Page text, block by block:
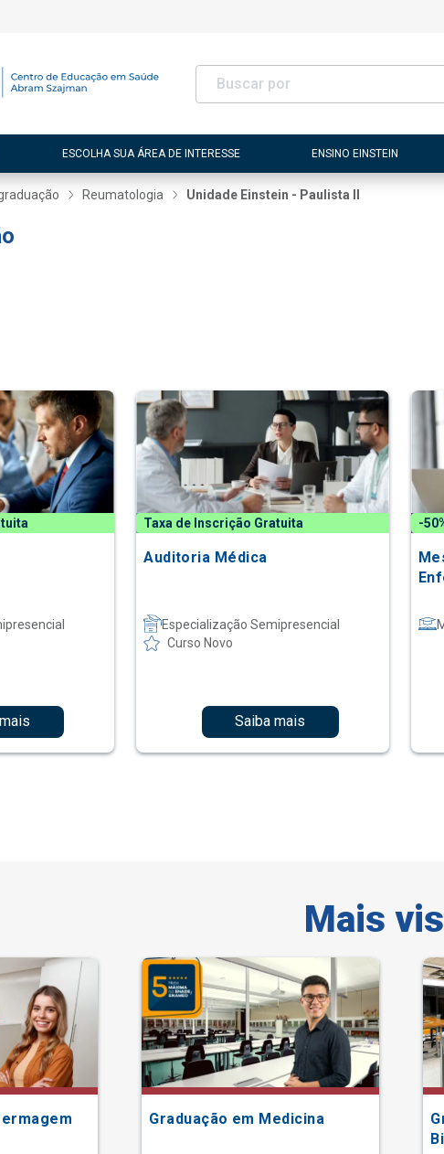
ESCOLHA SUA ÁREA DE INTERESSE ENSINO EINSTEIN
Reumatologia Unidade Einstein - Paulista II
Taxa de Inscrição Gratuita
Auditoria Médica
Especialização Semipresencial
Curso Novo
Saiba mais
-
Mais
Graduação em Medicina